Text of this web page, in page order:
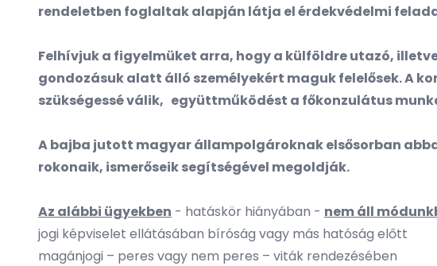
rendeletben foglaltak alapján látja el érdekvédelmi
Felhívjuk a figyelmüket arra, hogy a külföldre utazó,
gondozásuk alatt álló személyekért maguk felelősek. A
szükségessé válik, együttműködést a főkonzulátus
A bajba jutott magyar állampolgároknak elsősorban
rokonaik, ismerőseik segítségével megoldják.
Az alábbi ügyekben - hatáskör hiányában - nem áll
jogi képviselet ellátásában bíróság vagy más hatóság előtt
magánjogi – peres vagy nem peres – viták rendezésében